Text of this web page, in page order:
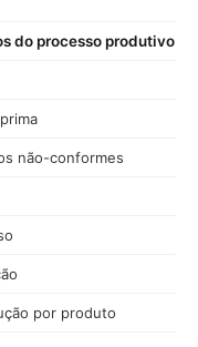
do processo produtivo
não-conformes
por produto